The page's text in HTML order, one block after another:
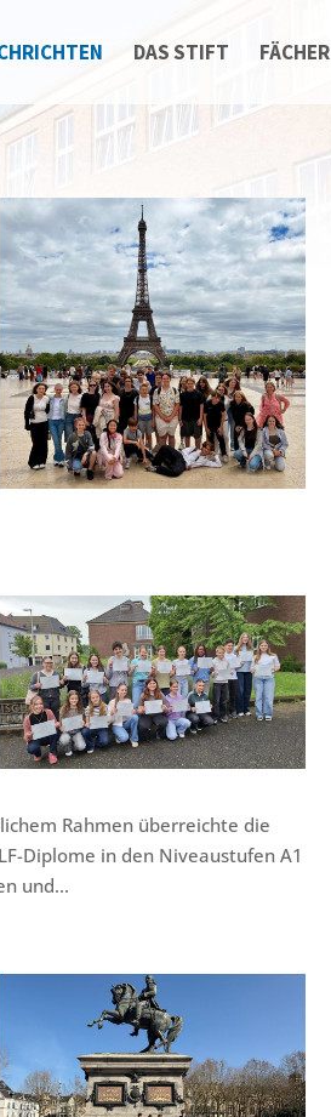
DAS STIFT FÄCHER
Rahmen überreichte die
Diplome in den Niveaustufen A1
und...